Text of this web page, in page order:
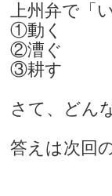
上州弁で「
①動く
②漕ぐ
③耕す
さて、どん
答えは次回